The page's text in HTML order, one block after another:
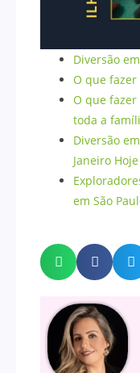
Diversão
O que
O que
toda a
Diversão
Janeiro Hoje
em São